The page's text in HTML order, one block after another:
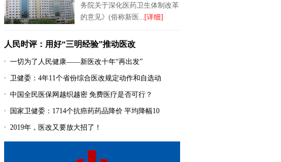
务院关于深化医药卫生体制改革
的意见》(俗称新医...[详细]
人民时评：用好“三明经验”推动医改
一切为了人民健康——新医改十年“再出发”
卫健委：4年11个省份综合医改规定动作和自选动
中国全民医保网越织越密 免费医疗是否可行？
国家卫健委：1714个抗癌药药品降价 平均降幅10
2019年，医改又要放大招了！